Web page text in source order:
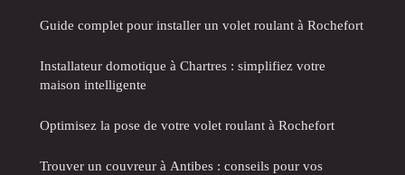
Guide complet pour installer un volet roulant à Rochefort
Installateur domotique à Chartres : simplifiez votre
maison intelligente
Optimisez la pose de votre volet roulant à Rochefort
Trouver un couvreur à Antibes : conseils pour vos